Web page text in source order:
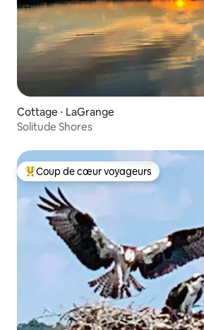
Cottage ⋅ LaGrange
Solitude Shores
Coups de cœur voyageurs les plus
Coup de cœur voyageurs